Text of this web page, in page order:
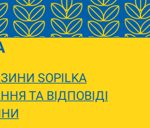
SOPILKA
ТА ВІДПОВІДІ